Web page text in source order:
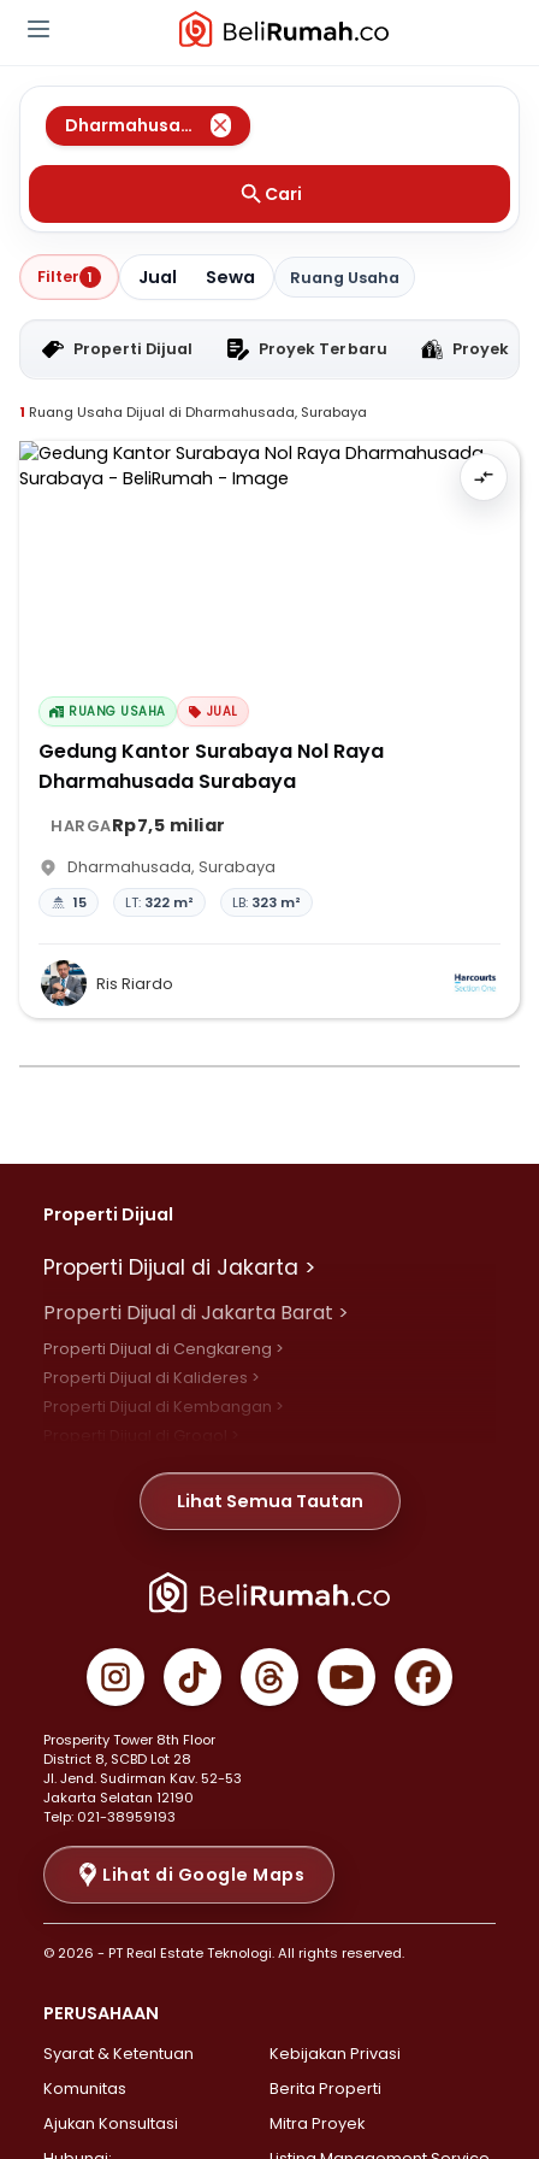
Dharmahusada ,Surabaya
Cari
Filter 1 Jual Sewa Ruang Usaha
Properti Dijual Proyek Terbaru Proyek
1 Ruang Usaha Dijual di Dharmahusada, Surabaya
RUANG USAHA JUAL
Gedung Kantor Surabaya Nol Raya
Dharmahusada Surabaya
HARGARp7,5 miliar
Dharmahusada, Surabaya
15 LT: 322 m² LB: 323 m²
Ris Riardo
Properti Dijual
Properti Dijual di Jakarta >
Properti Dijual di Jakarta Barat >
Properti Dijual di Cengkareng >
Properti Dijual di Kalideres >
Properti Dijual di Kembangan >
Properti Dijual di Meruya >
Properti Dijual di Jelambar >
Properti Dijual di Jakarta Pusat >
Properti Dijual di Gambir >
Properti Dijual di Johar Baru >
Properti Dijual di Menteng >
Properti Dijual di Senen >
Properti Dijual di Tanah Abang >
Properti Dijual di Cikini >
Properti Dijual di Kramat >
Properti Dijual di Pasar Baru >
Properti Dijual di Bendungan Hilir >
Properti Dijual di Jakarta Selatan >
Properti Dijual di Lebak Bulus >
Properti Dijual di Gandaria Selatan >
Properti Dijual di Pondok Labu >
Lihat Semua Tautan
Prosperity Tower 8th Floor
District 8, SCBD Lot 28
JI. Jend. Sudirman Kav. 52-53
Jakarta Selatan 12190
Telp: 021-38959193
Lihat di Google Maps
© 2026 - PT Real Estate Teknologi. All rights reserved.
PERUSAHAAN
Syarat & Ketentuan
Kebijakan Privasi
Komunitas
Berita Properti
Ajukan Konsultasi
Mitra Proyek